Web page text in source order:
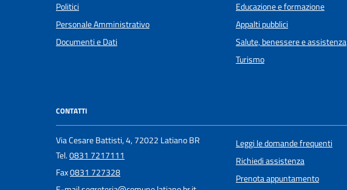
Politici
Personale Amministrativo
Documenti e Dati
Educazione e formazione
Appalti pubblici
Salute, benessere e assistenza
Turismo
CONTATTI
Via Cesare Battisti, 4, 72022 Latiano BR
Tel.0831 7217111
Fax0831 727328
Leggi le domande frequenti
Richiedi assistenza
Prenota appuntamento